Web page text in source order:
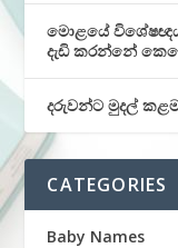
මොළයේ
දැඩි කරන්නේ
දරුවන්ට මුදල්
CATEGORIES
Baby Names